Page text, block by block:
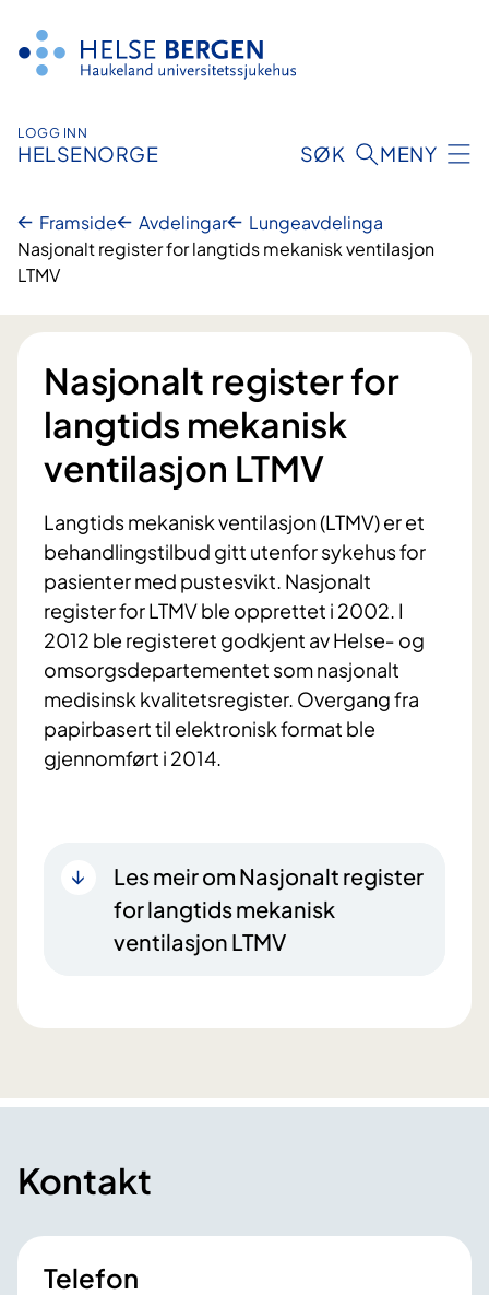
innhald
LOGG INN
HELSENORGE SØK MENY
Framside Avdelingar
Lungeavdelinga
Nasjonalt register for langtids mekanisk ventilasjon
LTMV
Nasjonalt register for
langtids mekanisk
ventilasjon LTMV
Langtids mekanisk ventilasjon (LTMV) er et
behandlingstilbud gitt utenfor sykehus for
pasienter med pustesvikt. Nasjonalt
register for LTMV ble opprettet i 2002. I
2012 ble registeret godkjent av Helse‐ og
omsorgsdepartementet som nasjonalt
medisinsk kvalitetsregister. Overgang fra
papirbasert til elektronisk format ble
gjennomført i 2014.
Les meir om Nasjonalt register
for langtids mekanisk
ventilasjon LTMV
Kontakt
Telefon